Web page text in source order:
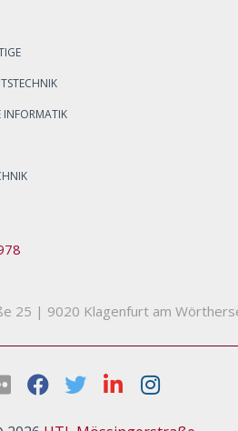
INFORMATIK
25 | 9020 Klagenfurt am